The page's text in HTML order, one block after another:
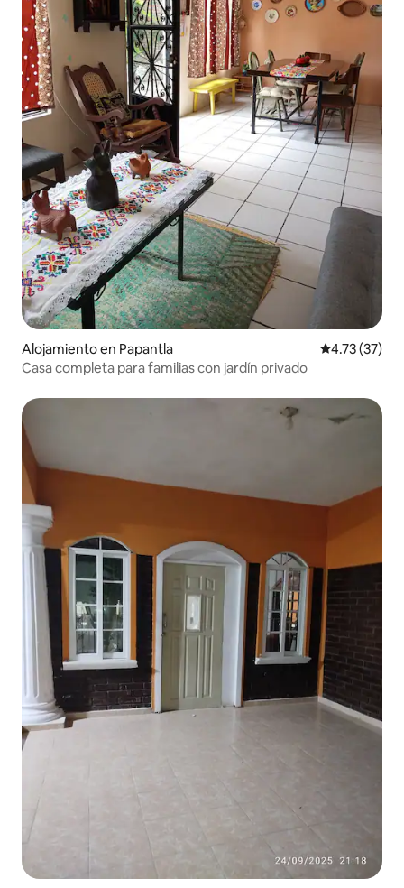
Alojamiento en Papantla Calificación
4.73 (37)
Casa completa para familias con jardín privado